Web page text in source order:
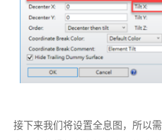
接下来我们将设置全息图，所以